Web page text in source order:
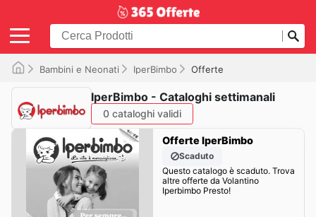
Bambini e Neonati IperBimbo Offerte
IperBimbo - Cataloghi settimanali
0 cataloghi validi
Offerte IperBimbo
Scaduto
Questo catalogo è scaduto. Trova
altre offerte da Volantino
Iperbimbo Presto!